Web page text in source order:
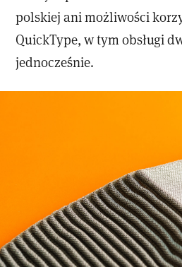
polskiej ani możliwości
QuickType, w tym obsługi
jednocześnie.